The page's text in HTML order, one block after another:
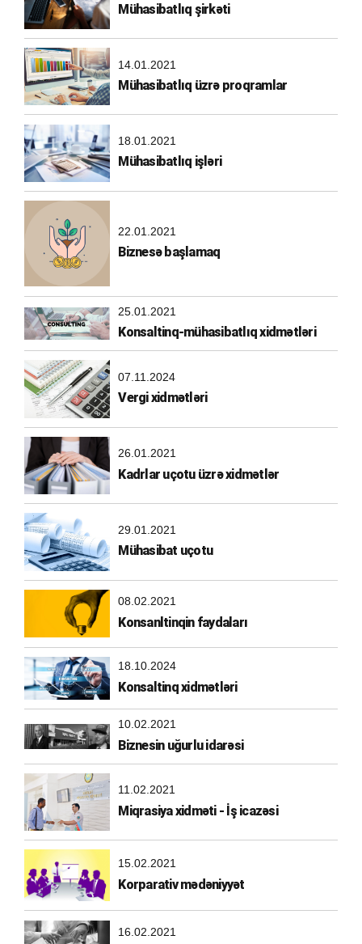
Mühasibatlıq şirkəti
14.01.2021
Mühasibatlıq üzrə proqramlar
18.01.2021
Mühasibatlıq işləri
22.01.2021
Biznesə başlamaq
25.01.2021
Konsaltinq-mühasibatlıq xidmətləri
07.11.2024
Vergi xidmətləri
26.01.2021
Kadrlar uçotu üzrə xidmətlər
29.01.2021
Mühasibat uçotu
08.02.2021
Konsanltinqin faydaları
18.10.2024
Konsaltinq xidmətləri
10.02.2021
Biznesin uğurlu idarəsi
11.02.2021
Miqrasiya xidməti - İş icazəsi
15.02.2021
Korparativ mədəniyyət
16.02.2021